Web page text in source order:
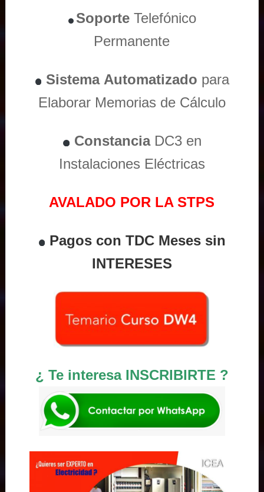
Soporte Telefónico
Permanente
Sistema Automatizado para
Elaborar Memorias de Cálculo
ConstanciaDC3 en
Instalaciones Eléctricas
AVALADO POR LA STPS
Pagos con TDC Meses sin
INTERESES
¿ Te interesa INSCRIBIRTE ?